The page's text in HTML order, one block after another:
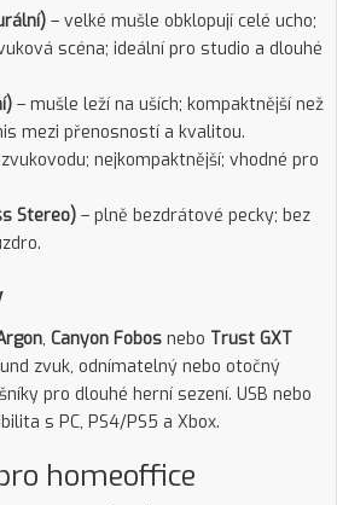
– velké mušle obklopují celé ucho;
scéna; ideální pro studio a dlouhé
– mušle leží na uších; kompaktnější než
mezi přenosností a kvalitou.
nejkompaktnější; vhodné pro
Stereo) – plně bezdrátové pecky; bez
, Canyon Fobos nebo Trust GXT
zvuk, odnímatelný nebo otočný
pro dlouhé herní sezení. USB nebo
s PC, PS4/PS5 a Xbox.
homeoffice